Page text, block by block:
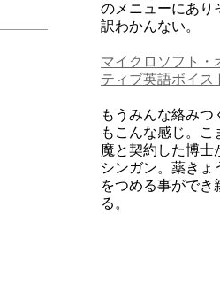
のメニューにあり
訳わかんない。
マイクロソフト・
ティブ英語ボイス
もうみんな絡み
もこんな感じ。
魔と契約した博士
シンガン。薬きょ
をつめる事ができ
る。